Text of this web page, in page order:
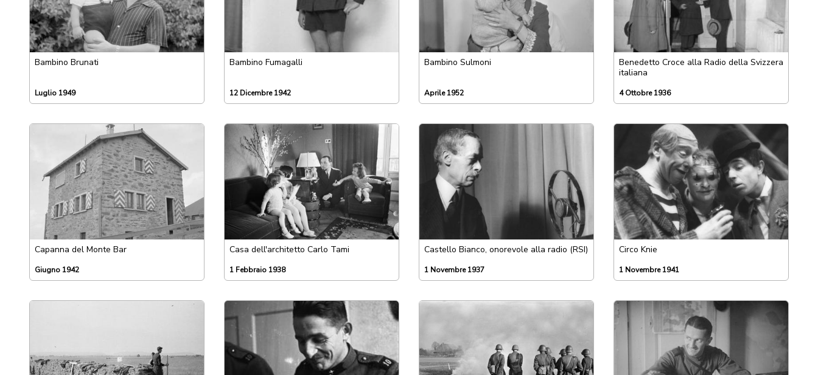
Bambino Brunati
Luglio 1949
Bambino Fumagalli
12 Dicembre 1942
Bambino Sulmoni
Aprile 1952
Benedetto Croce alla Radio della Svizzera
italiana
4 Ottobre 1936
Capanna del Monte Bar
Giugno 1942
Casa dell'architetto Carlo Tami
1 Febbraio 1938
Castello Bianco, onorevole alla radio (RSI)
1 Novembre 1937
Circo Knie
1 Novembre 1941